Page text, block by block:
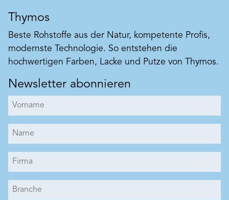
Thymos
Beste Rohstoffe aus der Natur, kompetente Profis,
modernste Technologie. So entstehen die
hochwertigen Farben, Lacke und Putze von Thymos.
Newsletter abonnieren